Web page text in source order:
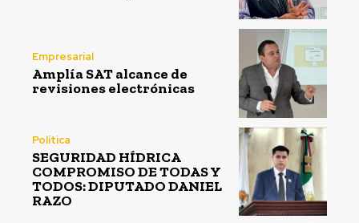
Empresarial
Amplía SAT alcance de
revisiones electrónicas
Política
SEGURIDAD HÍDRICA
COMPROMISO DE TODAS Y
TODOS: DIPUTADO DANIEL
RAZO